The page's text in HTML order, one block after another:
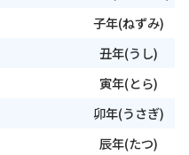
子年(ねずみ)
丑年(うし)
寅年(とら)
卯年(うさぎ)
辰年(たつ)